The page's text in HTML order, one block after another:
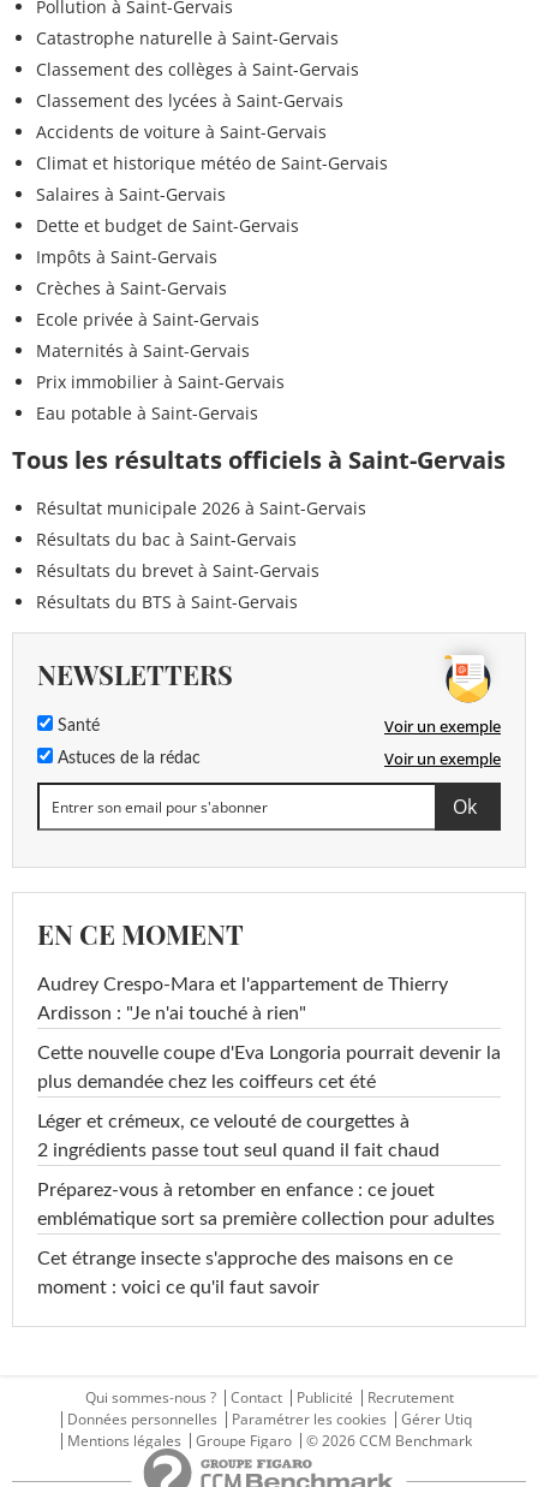
Pollution à Saint-Gervais
Catastrophe naturelle à Saint-Gervais
Classement des collèges à Saint-Gervais
Classement des lycées à Saint-Gervais
Accidents de voiture à Saint-Gervais
Climat et historique météo de Saint-Gervais
Salaires à Saint-Gervais
Dette et budget de Saint-Gervais
Impôts à Saint-Gervais
Crèches à Saint-Gervais
Ecole privée à Saint-Gervais
Maternités à Saint-Gervais
Prix immobilier à Saint-Gervais
Eau potable à Saint-Gervais
Tous les résultats officiels à Saint-Gervais
Résultat municipale 2026 à Saint-Gervais
Résultats du bac à Saint-Gervais
Résultats du brevet à Saint-Gervais
Résultats du BTS à Saint-Gervais
NEWSLETTERS
Santé Voir un exemple
Astuces de la rédac Voir un exemple
EN CE MOMENT
Audrey Crespo-Mara et l'appartement de Thierry
Ardisson : "Je n'ai touché à rien"
Cette nouvelle coupe d'Eva Longoria pourrait devenir la
plus demandée chez les coiffeurs cet été
Léger et crémeux, ce velouté de courgettes à
2 ingrédients passe tout seul quand il fait chaud
Préparez-vous à retomber en enfance : ce jouet
emblématique sort sa première collection pour adultes
Cet étrange insecte s'approche des maisons en ce
moment : voici ce qu'il faut savoir
Qui sommes-nous ? Contact Publicité
Recrutement
Données personnelles
Paramétrer les cookies
Gérer Utiq
Mentions légales
Groupe Figaro © 2026 CCM Benchmark